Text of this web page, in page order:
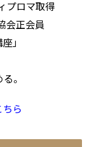
プロマ取得
会正会員
」
。
ら